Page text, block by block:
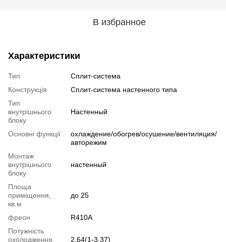
В избранное
Характеристики
Тип
Сплит-система
Конструкція
Cплит-система настенного типа
Тип
внутрішнього
блоку
Настенный
Основні функції
охлаждение/обогрев/осушение/вентиляция/
авторежим
Монтаж
внутрішнього
блоку
настенный
Площа
приміщення,
кв.м
до 25
фреон
R410A
Потужність
охолодження,
2,64(1-3,37)